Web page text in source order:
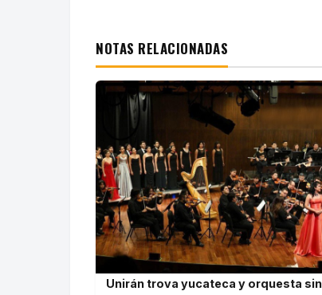
NOTAS RELACIONADAS
Unirán trova yucateca y orquesta